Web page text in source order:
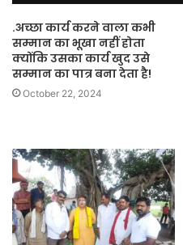
.अच्छा कार्य करने वाला कभी
सम्मान का भूखा नहीं होता
क्योंकि उसका कार्य खुद उसे
सम्मान का पात्र बना देता है!
October 22, 2024